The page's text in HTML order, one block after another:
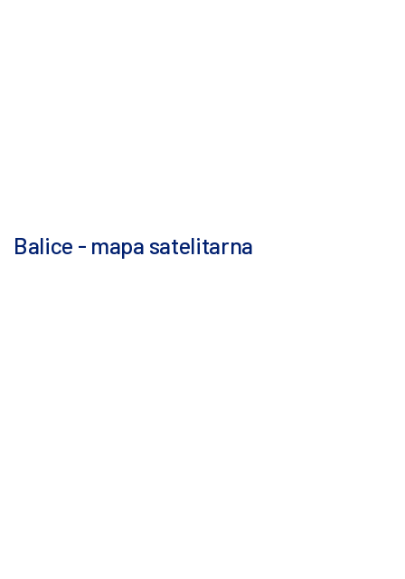
Balice - mapa satelitarna